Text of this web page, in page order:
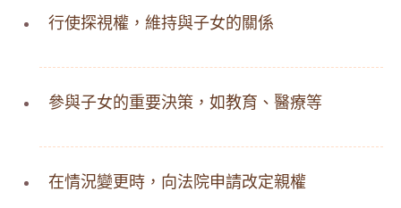
行使探視權，維持與子女的關係
參與子女的重要決策，如教育、醫療等
在情況變更時，向法院申請改定親權​